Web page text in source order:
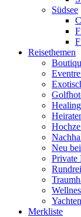
Südsee
Reisethemen
Neu
Private
Merkliste